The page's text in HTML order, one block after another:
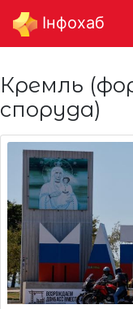
Інфохаб
Кремль
споруда)